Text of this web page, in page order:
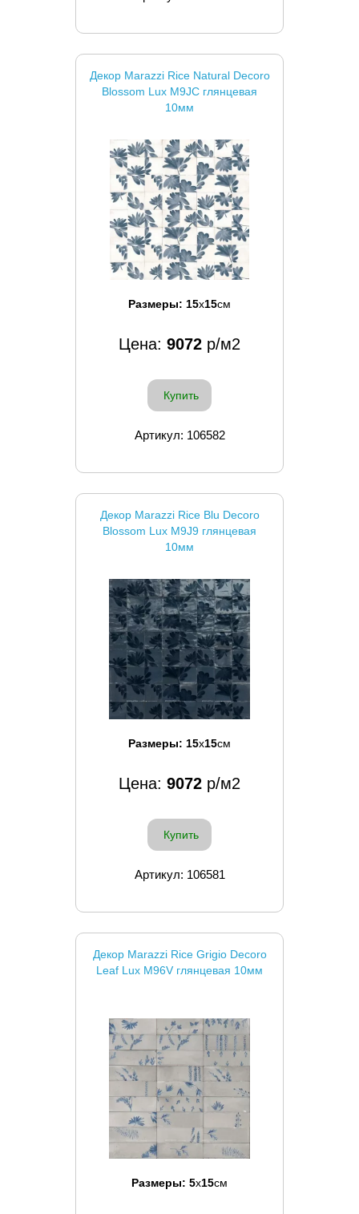
Декор Marazzi Rice Natural Decoro
Blossom Lux M9JC глянцевая
10мм
Размеры: 15x15см
Цена: 9072 р/м2
Купить
Артикул: 106582
Декор Marazzi Rice Blu Decoro
Blossom Lux M9J9 глянцевая
10мм
Размеры: 15x15см
Цена: 9072 р/м2
Купить
Артикул: 106581
Декор Marazzi Rice Grigio Decoro
Leaf Lux M96V глянцевая 10мм
Размеры: 5x15см